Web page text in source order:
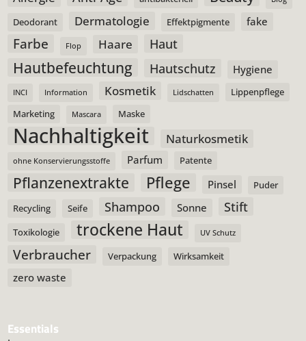
Deodorant Dermatologie Effektpigmente fake
Farbe Flop Haare Haut
Hautbefeuchtung Hautschutz Hygiene
INCI Information Kosmetik Lidschatten
Lippenpflege
Marketing
Mascara Maske
Nachhaltigkeit Naturkosmetik
ohne Konservierungsstoffe Parfum Patente
Pflanzenextrakte Pflege Pinsel
Puder
Recycling
Seife Shampoo Sonne Stift
Toxikologie trockene Haut UV Schutz
Verbraucher Verpackung Wirksamkeit
zero waste
Essentials